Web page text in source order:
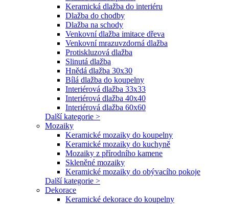
Keramická dlažba do interiéru
Dlažba do chodby
Dlažba na schody
Venkovní dlažba imitace dřeva
Venkovní mrazuvzdorná dlažba
Protiskluzová dlažba
Slinutá dlažba
Hnědá dlažba 30x30
Bílá dlažba do koupelny
Interiérová dlažba 33x33
Interiérová dlažba 40x40
Interiérová dlažba 60x60
Další kategorie >
Mozaiky
Keramické mozaiky do koupelny
Keramické mozaiky do kuchyně
Mozaiky z přírodního kamene
Skleněné mozaiky
Keramické mozaiky do obývacího pokoje
Další kategorie >
Dekorace
Keramické dekorace do koupelny